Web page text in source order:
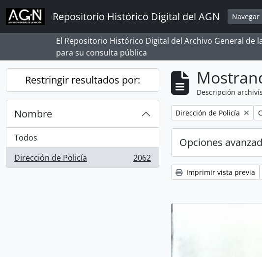
Skip to main content
Repositorio Histórico Digital del AGN Navegar
El Repositorio Histórico Digital del Archivo General de
para su consulta pública
Restringir resultados por:
Nombre
Todos
Dirección de Policía
, 2062 resultados 2062
Descripción
Remove filter:
Dirección de Policía
Opciones
Imprimir vista previa